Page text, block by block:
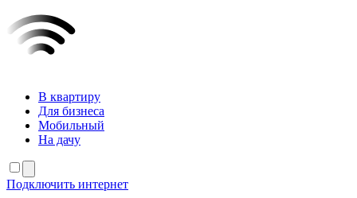
В квартиру
Для бизнеса
Мобильный
На дачу
Подключить интернет